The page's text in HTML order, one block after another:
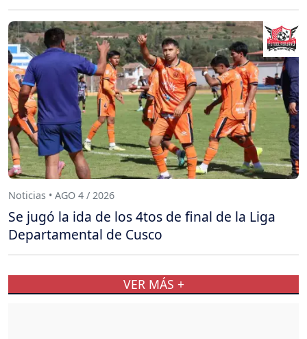
Noticias • AGO 4 / 2026
Se jugó la ida de los 4tos de final de la Liga
Departamental de Cusco
VER MÁS +